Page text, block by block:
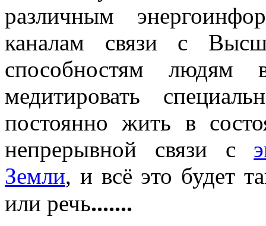
различным
каналам связи с
способностям людям
медитировать
постоянно жить в
непрерывной связи с
Земли, и всё это будет
или речь.......